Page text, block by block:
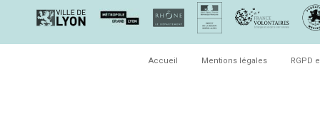
Accueil Mentions légales RGPD